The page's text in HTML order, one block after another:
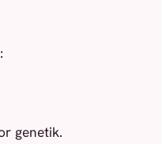
genetik.